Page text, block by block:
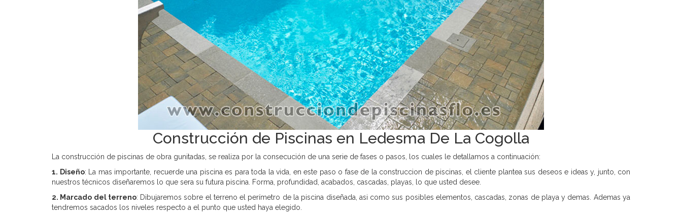
Construcción de Piscinas en Ledesma De La Cogolla
La construcción de piscinas de obra gunitadas, se realiza por la consecución de una serie de fases o pasos, los cuales le detallamos a continuación:
1. Diseño: La mas importante, recuerde una piscina es para toda la vida, en este paso o fase de la construccion de piscinas, el cliente plantea sus deseos e ideas y, junto, con
nuestros técnicos diseñaremos lo que sera su futura piscina. Forma, profundidad, acabados, cascadas, playas, lo que usted desee.
2. Marcado del terreno: Dibujaremos sobre el terreno el perímetro de la piscina diseñada, asi como sus posibles elementos, cascadas, zonas de playa y demas. Ademas ya
tendremos sacados los niveles respecto a el punto que usted haya elegido.